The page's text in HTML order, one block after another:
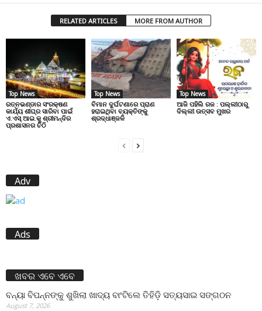
RELATED ARTICLES MORE FROM AUTHOR
Top News
ରତ୍ନଭଣ୍ଡାର ସଂରକ୍ଷଣ
କାର୍ଯ୍ୟ ଶୀଘ୍ର ସାରିବା ପାଇଁ
ଏ.ଏସ୍.ଆଇ.କୁ ଶ୍ରୀମନ୍ଦିର
ପ୍ରଶାସନର ଚିଠି
Top News
ବିମାନ ଦୁର୍ଘଟଣାରେ ପ୍ରାଣ
ହରାଇଥିବା ବ୍ୟକ୍ତିଙ୍କୁ
ଶ୍ରଦ୍ଧାଞ୍ଜଳି
Top News
ଆଜି ପହିଲି ରଜ : ପଲ୍ଲୀଠାରୁ
ଦିଲ୍ଲୀ ଉତ୍ସବ ମୁଖର
Adv
Ads
ଖବର ଏବେ ଏବେ
ବନ୍ୟା ବିପନ୍ନଙ୍କୁ ଶୁଖିଲା ଖାଦ୍ୟ ବାଂଟିଲେ ତିହିଡି଼ ସତ୍ୟସାଇ ସଙ୍ଗଠନ
August 7, 2026